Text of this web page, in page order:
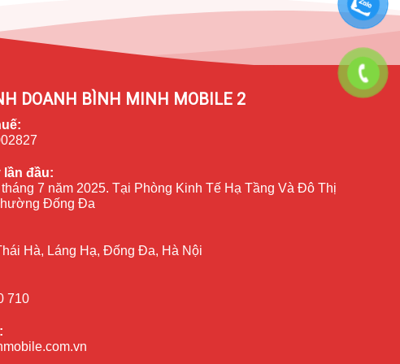
DOANH BÌNH MINH MOBILE 2
đầu:
tháng 7 năm 2025. Tại Phòng Kinh Tế Hạ Tầng Và Đô Thị
Đống Đa
Hà, Láng Hạ, Đống Đa, Hà Nội
710